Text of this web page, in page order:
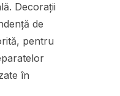
Decorații
de
pentru
în